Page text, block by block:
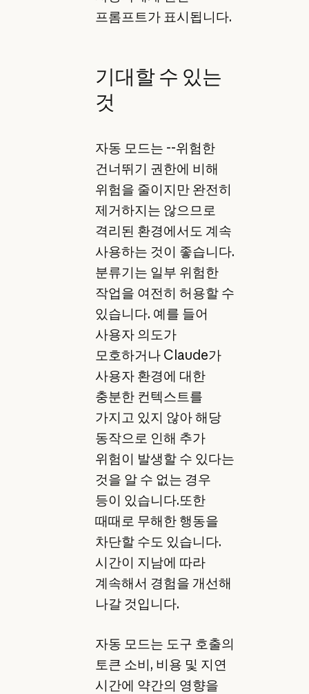
프롬프트가 표시됩니다.
기대할 수 있는
것
자동 모드는 --위험한
건너뛰기 권한에 비해
위험을 줄이지만 완전히
제거하지는 않으므로
격리된 환경에서도 계속
사용하는 것이 좋습니다.
분류기는 일부 위험한
작업을 여전히 허용할 수
있습니다. 예를 들어
사용자 의도가
모호하거나 Claude가
사용자 환경에 대한
충분한 컨텍스트를
가지고 있지 않아 해당
동작으로 인해 추가
위험이 발생할 수 있다는
것을 알 수 없는 경우
등이 있습니다.또한
때때로 무해한 행동을
차단할 수도 있습니다.
시간이 지남에 따라
계속해서 경험을 개선해
나갈 것입니다.
자동 모드는 도구 호출의
토큰 소비, 비용 및 지연
시간에 약간의 영향을